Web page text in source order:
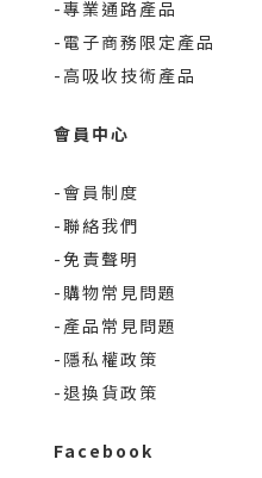
-專業通路產品
-電子商務限定產品
-高吸收技術產品
會員中心
-會員制度
-聯絡我們
-免責聲明
-購物常見問題
-產品常見問題
-隱私權政策
-退換貨政策
Facebook